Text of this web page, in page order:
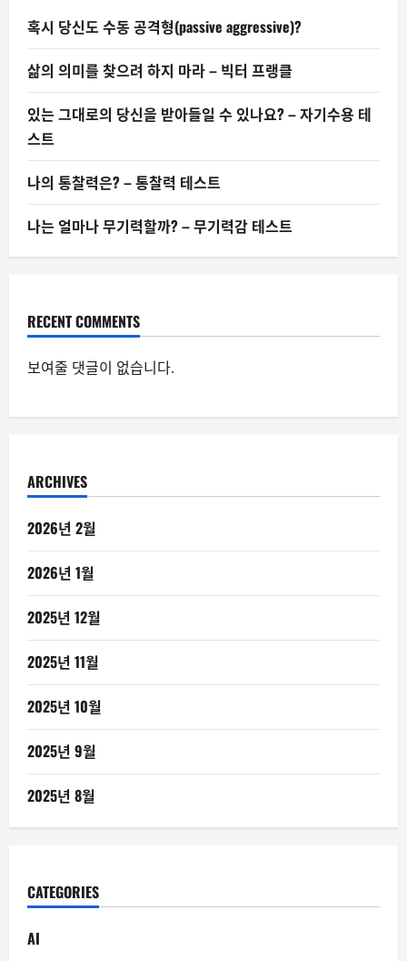
성
테
스
혹시 당신도 수동 공격형(passive aggressive)?
삶의 의미를 찾으려 하지 마라 – 빅터 프랭클
있는 그대로의 당신을 받아들일 수 있나요? – 자기수용 테
스트
나의 통찰력은? – 통찰력 테스트
나는 얼마나 무기력할까? – 무기력감 테스트
RECENT COMMENTS
보여줄 댓글이 없습니다.
ARCHIVES
2026년 2월
2026년 1월
2025년 12월
2025년 11월
2025년 10월
2025년 9월
2025년 8월
CATEGORIES
AI